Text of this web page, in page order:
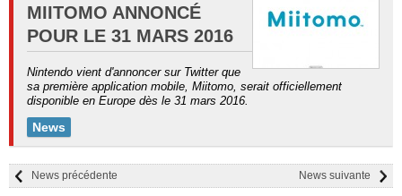
MIITOMO ANNONCÉ
POUR LE 31 MARS 2016
Nintendo vient d'annoncer sur Twitter que
sa première application mobile, Miitomo, serait officiellement
disponible en Europe dès le 31 mars 2016.
News
News suivante
News précédente